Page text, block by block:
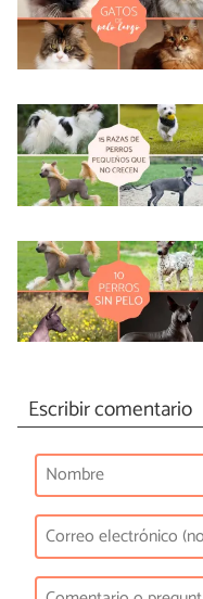
Escribir comentario